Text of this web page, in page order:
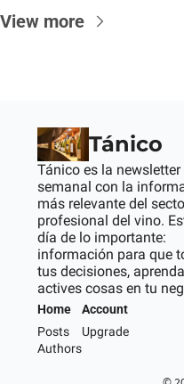
View more
Tánico
Tánico es la newsletter
semanal con la
más relevante del
profesional del vino.
día de lo importante:
información para que
tus decisiones,
actives cosas en tu
Home
Posts
Authors
Account
Upgrade